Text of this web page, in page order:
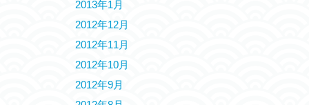
2013年1月
2012年12月
2012年11月
2012年10月
2012年9月